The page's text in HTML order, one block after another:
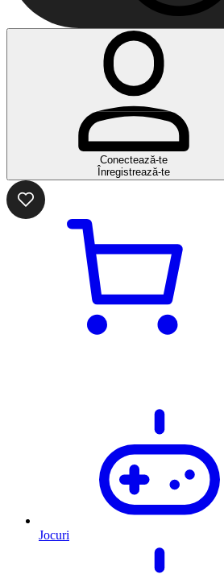
Conectează-te
Înregistrează-te
Jocuri